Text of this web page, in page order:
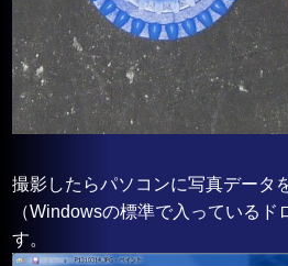
撮影したらパソコンに写真データ
（Windowsの標準で入っているド
す。